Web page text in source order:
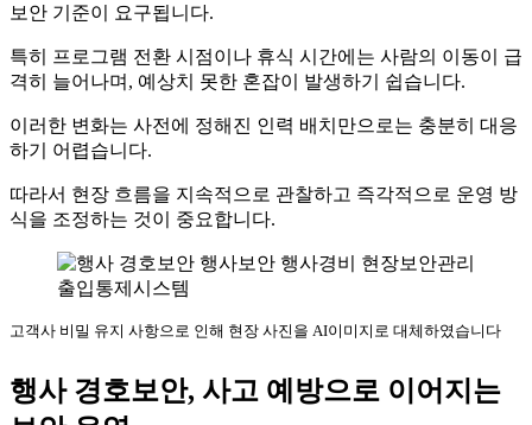
보안 기준이 요구됩니다.
특히 프로그램 전환 시점이나 휴식 시간에는 사람의 이동이 급
격히 늘어나며, 예상치 못한 혼잡이 발생하기 쉽습니다.
이러한 변화는 사전에 정해진 인력 배치만으로는 충분히 대응
하기 어렵습니다.
따라서 현장 흐름을 지속적으로 관찰하고 즉각적으로 운영 방
식을 조정하는 것이 중요합니다.
고객사 비밀 유지 사항으로 인해 현장 사진을 AI이미지로 대체하였습니다
행사 경호보안, 사고 예방으로 이어지는